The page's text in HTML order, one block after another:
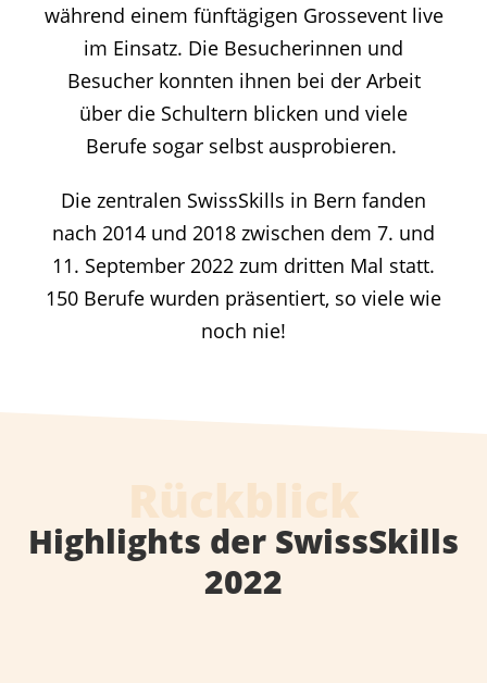
während einem fünftägigen Grossevent live
im Einsatz. Die Besucherinnen und
Besucher konnten ihnen bei der Arbeit
über die Schultern blicken und viele
Berufe sogar selbst ausprobieren.
Die zentralen SwissSkills in Bern fanden
nach 2014 und 2018 zwischen dem 7. und
11. September 2022 zum dritten Mal statt.
150 Berufe wurden präsentiert, so viele wie
noch nie!
Rückblick
Highlights der SwissSkills
2022